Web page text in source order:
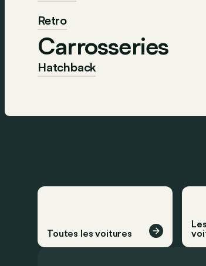
Retro
Carrosseries
Hatchback
Toutes les voitures